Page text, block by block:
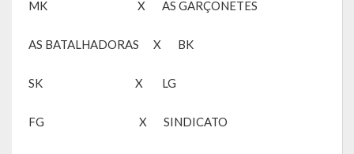
Links Úteis
Emendas Parlament. EC 105 FNS
Emendas Parlamentares Federais
MK X AS GARÇONETES
AS BATALHADORAS X BK
SK X LG
FG X SINDICATO